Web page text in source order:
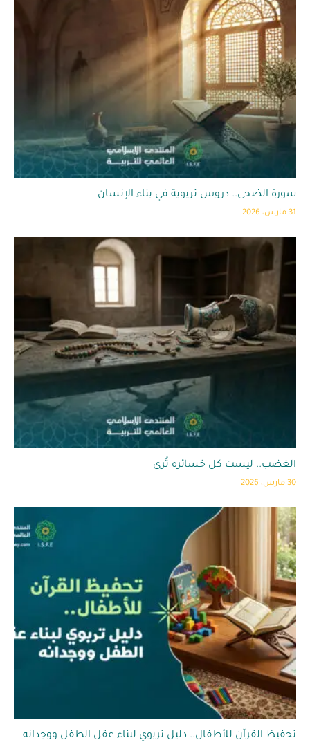
سورة الضحى.. دروس تربوية في بناء الإنسان
31 مارس، 2026
الغضب.. ليست كل خسائره تُرى
30 مارس، 2026
تحفيظ القرآن للأطفال.. دليل تربوي لبناء عقل الطفل ووجدانه